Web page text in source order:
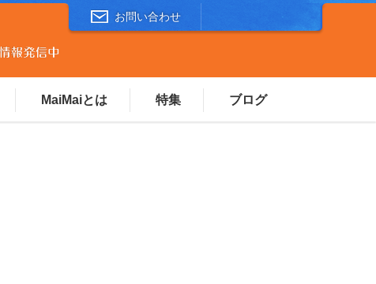
お問い合わせ
MaiMaiとは 特集 ブログ